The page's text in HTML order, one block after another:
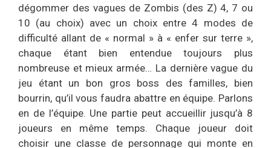
dégommer des vagues de Zombis (des Z) 4, 7 ou
10 (au choix) avec un choix entre 4 modes de
difficulté allant de « normal » à « enfer sur terre »,
chaque étant bien entendue toujours plus
nombreuse et mieux armée… La dernière vague du
jeu étant un bon gros boss des familles, bien
bourrin, qu’il vous faudra abattre en équipe. Parlons
en de l’équipe. Une partie peut accueillir jusqu’à 8
joueurs en même temps. Chaque joueur doit
choisir une classe de personnage qui monte en